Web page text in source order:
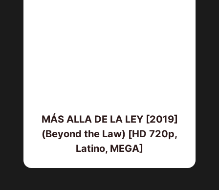
MÁS ALLA DE LA LEY [2019]
(Beyond the Law) [HD 720p,
Latino, MEGA]